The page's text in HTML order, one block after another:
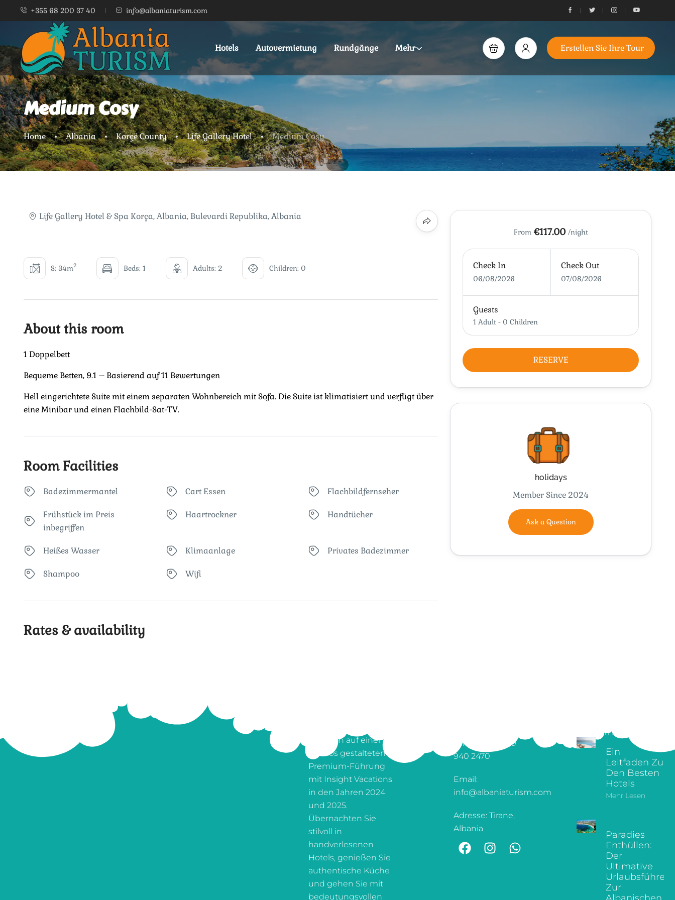
+355 68 200 37 40 info@albaniaturism.com
Hotels Autovermietung Rundgänge Mehr Erstellen Sie Ihre Tour
Medium Cosy
Home Albania Korçë County Life Gallery Hotel Medium Cosy
Life Gallery Hotel & Spa Korça, Albania, Bulevardi Republika, Albania
S: 34m2 Beds: 1 Adults: 2 Children: 0
About this room
1 Doppelbett
Bequeme Betten, 9.1 – Basierend auf 11 Bewertungen
Hell eingerichtete Suite mit einem separaten Wohnbereich mit Sofa. Die Suite ist klimatisiert und verfügt über
eine Minibar und einen Flachbild-Sat-TV.
Room Facilities
Badezimmermantel Cart Essen Flachbildfernseher
Frühstück im Preis
inbegriffen
Haartrockner Handtücher
Heißes Wasser Klimaanlage Privates Badezimmer
Shampoo Wifi
Rates & availability
From €117.00 /night
Check In
06/08/2026
Check Out
07/08/2026
Guests
1 Adult - 0 Children
RESERVE
holidays
Member Since 2024
Ask a Question
Albanien auf einer
nahtlos gestalteten
Premium-Führung
mit Insight Vacations
in den Jahren 2024
und 2025.
Übernachten Sie
stilvoll in
handverlesenen
Hotels, genießen Sie
authentische Küche
und gehen Sie mit
bedeutungsvollen
Telefon: +355 69
940 2470
Email:
info@albaniaturism.com
Adresse: Tirane,
Albania
UNSEREN BLOG
Ein
Leitfaden Zu
Den Besten
Hotels
Mehr Lesen
Paradies
Enthüllen:
Der
Ultimative
Urlaubsführer
Zur